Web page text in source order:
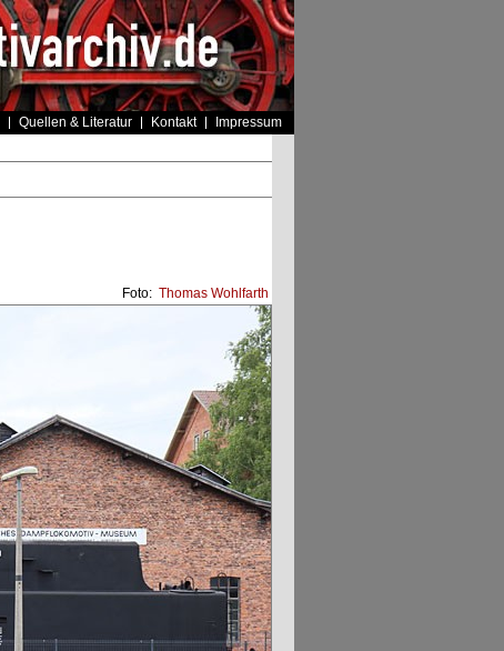
Quellen & Literatur Kontakt Impressum
Foto: Thomas Wohlfarth